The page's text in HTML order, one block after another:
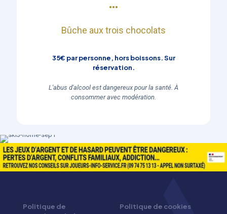
•••​
Bûche aux trois chocolats
35€ par personne, hors boissons. Sur
réservation.
L'abus d'alcool est dangereux pour la santé. À
consommer avec modération.
Politique de
Politique de cookies